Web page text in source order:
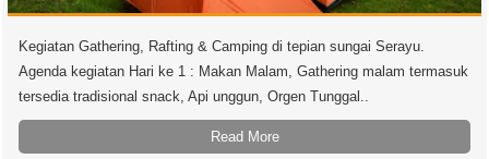
Kegiatan Gathering, Rafting & Camping di tepian sungai Serayu.
Agenda kegiatan Hari ke 1 : Makan Malam, Gathering malam termasuk
tersedia tradisional snack, Api unggun, Orgen Tunggal..
Read More